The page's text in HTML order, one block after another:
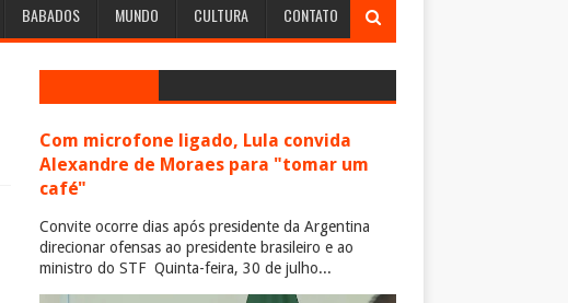
BABADOS MUNDO CULTURA CONTATO
Com microfone ligado, Lula convida
Alexandre de Moraes para "tomar um
café"
Convite ocorre dias após presidente da Argentina
direcionar ofensas ao presidente brasileiro e ao
ministro do STF Quinta-feira, 30 de julho...